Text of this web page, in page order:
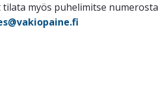
myös puhelimitse numerosta